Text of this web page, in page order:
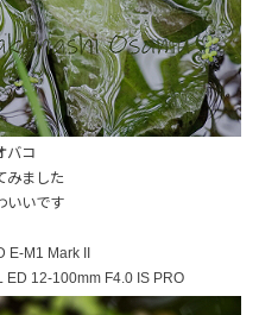
バコ
みました
いいです
E-M1 Mark II
12-100mm F4.0 IS PRO